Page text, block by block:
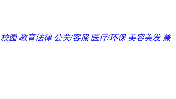
校园 教育法律 公关/客服 医疗/环保 美容美发 兼